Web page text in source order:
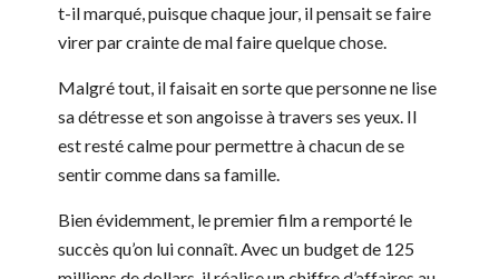
t-il marqué, puisque chaque jour, il pensait se faire
virer par crainte de mal faire quelque chose.
Malgré tout, il faisait en sorte que personne ne lise
sa détresse et son angoisse à travers ses yeux. Il
est resté calme pour permettre à chacun de se
sentir comme dans sa famille.
Bien évidemment, le premier film a remporté le
succès qu’on lui connaît. Avec un budget de 125